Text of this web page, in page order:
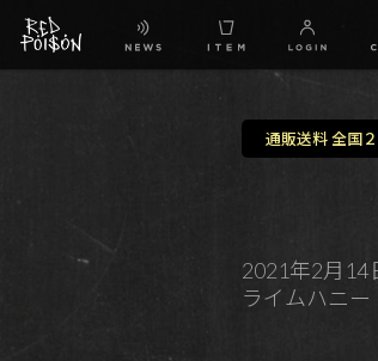
通販送料 全国
2021年2月
ライムハニー